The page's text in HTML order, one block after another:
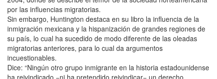
por las influencias migratorias.
Sin embargo, Huntington destaca en su libro la influencia de la
inmigración mexicana y la hispanización de grandes regiones de
su país, lo cual ha sucedido de modo diferente de las oleadas
migratorias anteriores, para lo cual da argumentos
incuestionables.
Dice: “Ningún otro grupo inmigrante en la historia estadounidense
ha reivindicado −ni ha pretendido reivindicar− un derecho